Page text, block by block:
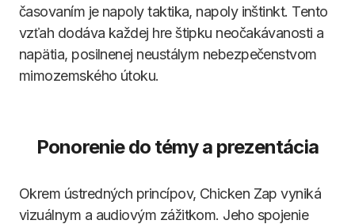
časovaním je napoly taktika, napoly inštinkt. Tento
vzťah dodáva každej hre štipku neočakávanosti a
napätia, posilnenej neustálym nebezpečenstvom
mimozemského útoku.
Ponorenie do témy a prezentácia
Okrem ústredných princípov, Chicken Zap vyniká
vizuálnym a audiovým zážitkom. Jeho spojenie